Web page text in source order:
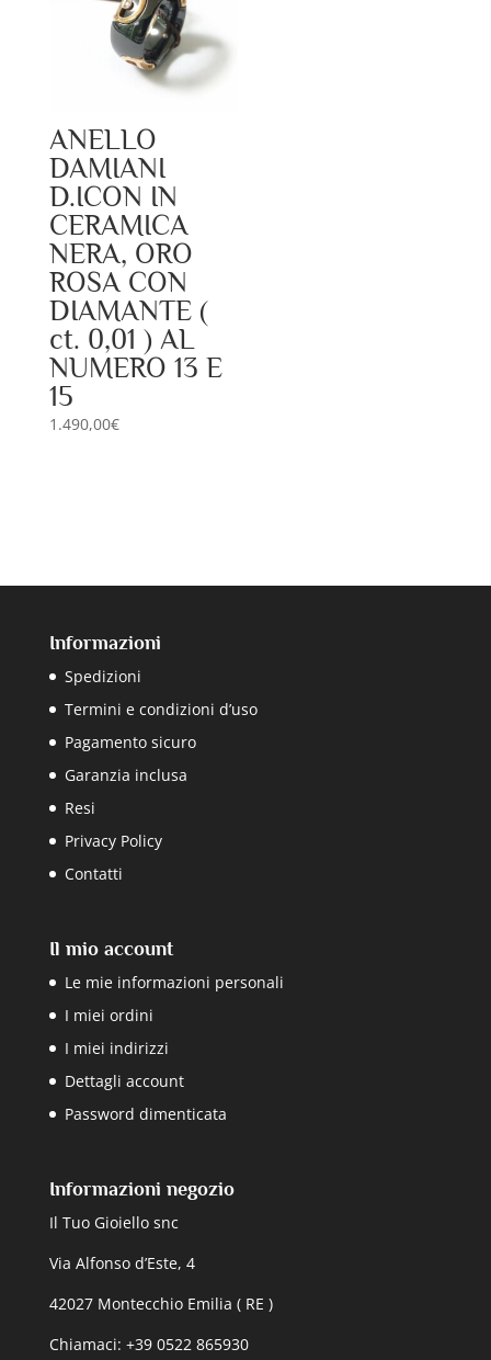
ANELLO
DAMIANI
D.ICON IN
CERAMICA
NERA, ORO
ROSA CON
DIAMANTE (
ct. 0,01 ) AL
NUMERO 13 E
15
1.490,00€
Informazioni
Spedizioni
Termini e condizioni d’uso
Pagamento sicuro
Garanzia inclusa
Resi
Privacy Policy
Contatti
Il mio account
Le mie informazioni personali
I miei ordini
I miei indirizzi
Dettagli account
Password dimenticata
Informazioni negozio
Il Tuo Gioiello snc
Via Alfonso d’Este, 4
42027 Montecchio Emilia ( RE )
Chiamaci: +39 0522 865930